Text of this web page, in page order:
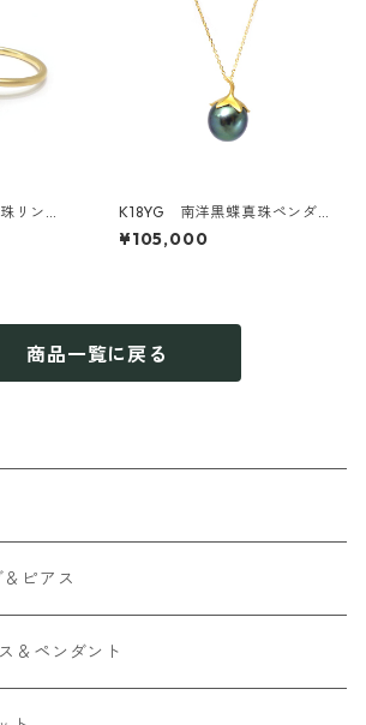
リン
）
K18YG 南洋黒蝶真珠ペンダ
ントトップ《賀茂なす》（KR8
0405）
¥105,000
商品一覧に戻る
ピアス
＆ペンダント